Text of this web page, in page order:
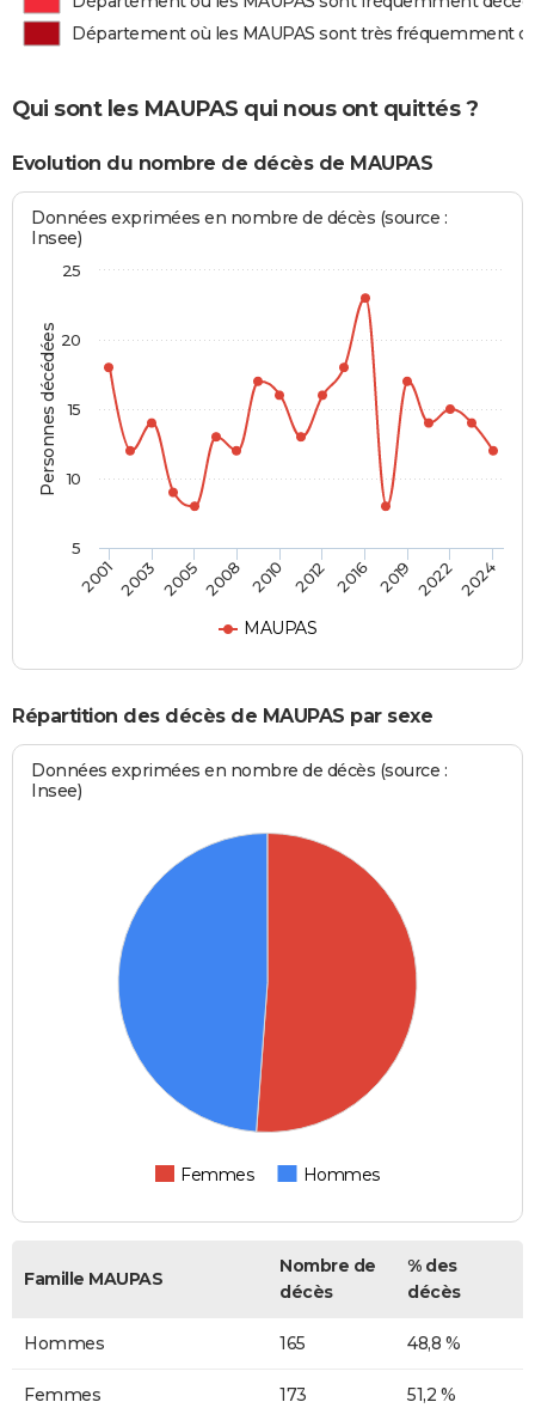
Département où les MAUPAS sont très fréquemment
Qui sont les MAUPAS qui nous ont quittés ?
Evolution du nombre de décès de MAUPAS
Personnes décédées
Données exprimées en nombre de décès (source :
Insee)
MAUPAS
20012003 20052008 2010 2012 2016 2019 20222024
5
10
15
20
25
Répartition des décès de MAUPAS par sexe
Données exprimées en nombre de décès (source :
Insee)
Femmes Hommes
Famille MAUPAS
Nombre de
décès
% des
décès
Hommes 165 48,8 %
Femmes 173 51,2 %